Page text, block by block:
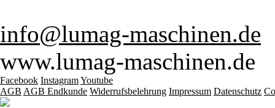
info@lumag-maschinen.de
www.lumag-maschinen.de
Facebook InstagramYoutube
AGB AGB Endkunde Widerrufsbelehrung Impressum Datenschutz